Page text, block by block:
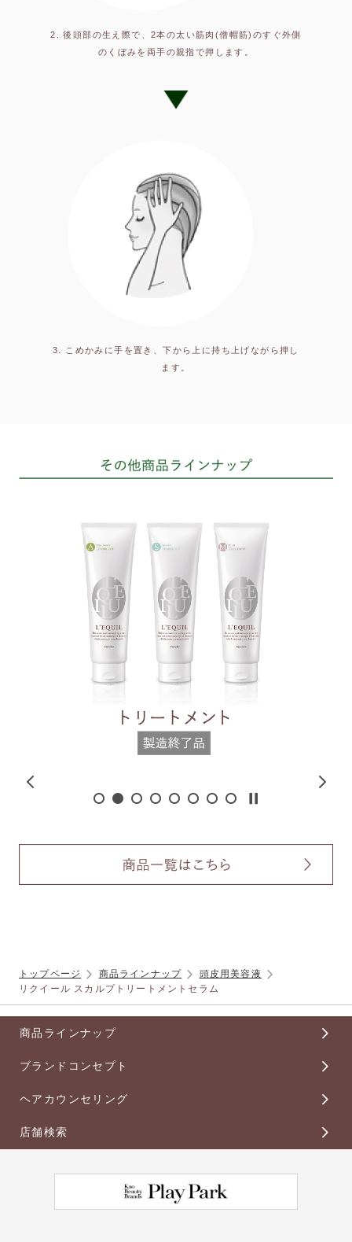
2. 後頭部の生え際で、2本の太い筋肉(僧帽筋)のすぐ外側
のくぼみを両手の親指で押します。
3. こめかみに手を置き、下から上に持ち上げながら押し
ます。
トップページ 商品ラインナップ
頭皮用美容液
リクイール スカルプトリートメントセラム
商品ラインナップ
ブランドコンセプト
ヘアカウンセリング
店舗検索